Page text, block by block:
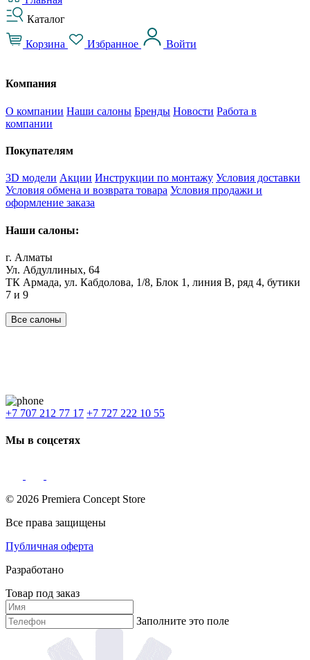
Каталог
Корзина Избранное Войти
Компания
О компании Наши салоны Бренды Новости Работа в
компании
Покупателям
3D модели Акции Инструкции по монтажу Условия доставки
Условия обмена и возврата товара Условия продажи и
оформление заказа
Наши салоны:
г. Алматы
Ул. Абдуллиных, 64
ТК Армада, ул. Кабдолова, 1/8, Блок 1, линия В, ряд 4, бутики
7 и 9
Все салоны
+7 707 212 77 17 +7 727 222 10 55
Мы в соцсетях
© 2026 Premiera Concept Store
Все права защищены
Публичная оферта
Разработано
Товар под заказ
Заполните это поле